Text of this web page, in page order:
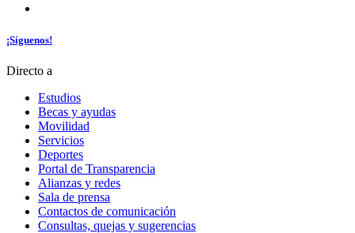
¡Síguenos!
Directo a
Estudios
Becas y ayudas
Movilidad
Servicios
Deportes
Portal de Transparencia
Alianzas y redes
Sala de prensa
Contactos de comunicación
Consultas, quejas y sugerencias